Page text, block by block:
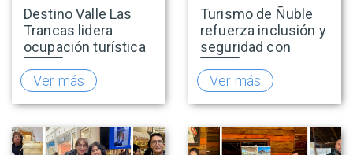
Destino Valle Las
Trancas lidera
ocupación turística
nacional durante
vacaciones de
invierno y proyecta
una positiva
temporada
Ver más
Turismo de Ñuble
refuerza inclusión y
seguridad con
capacitaciones en
accesibilidad y
prevención de la
explotación sexual
infantil en viajes y
turismo
Ver más